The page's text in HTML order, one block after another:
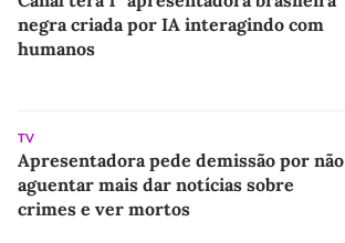
negra criada por IA interagindo com
humanos
TV
Apresentadora pede demissão por não
aguentar mais dar notícias sobre
crimes e ver mortos